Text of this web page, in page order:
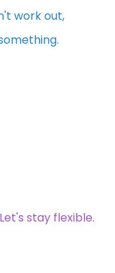
work out,
stay flexible.